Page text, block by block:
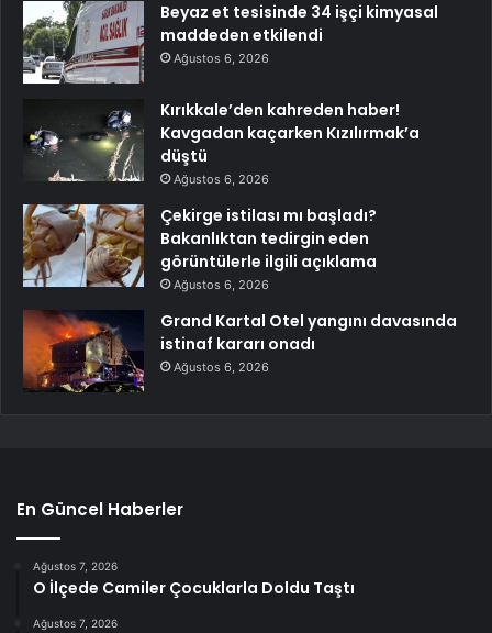
Beyaz et tesisinde 34 işçi kimyasal
maddeden etkilendi
Ağustos 6, 2026
Kırıkkale’den kahreden haber!
Kavgadan kaçarken Kızılırmak’a
düştü
Ağustos 6, 2026
Çekirge istilası mı başladı?
Bakanlıktan tedirgin eden
görüntülerle ilgili açıklama
Ağustos 6, 2026
Grand Kartal Otel yangını davasında
istinaf kararı onadı
Ağustos 6, 2026
En Güncel Haberler
Ağustos 7, 2026
O İlçede Camiler Çocuklarla Doldu Taştı
Ağustos 7, 2026